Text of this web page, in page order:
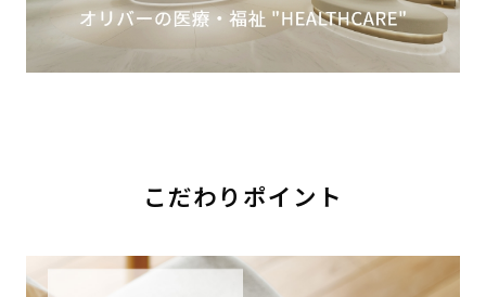
こだわりポイント